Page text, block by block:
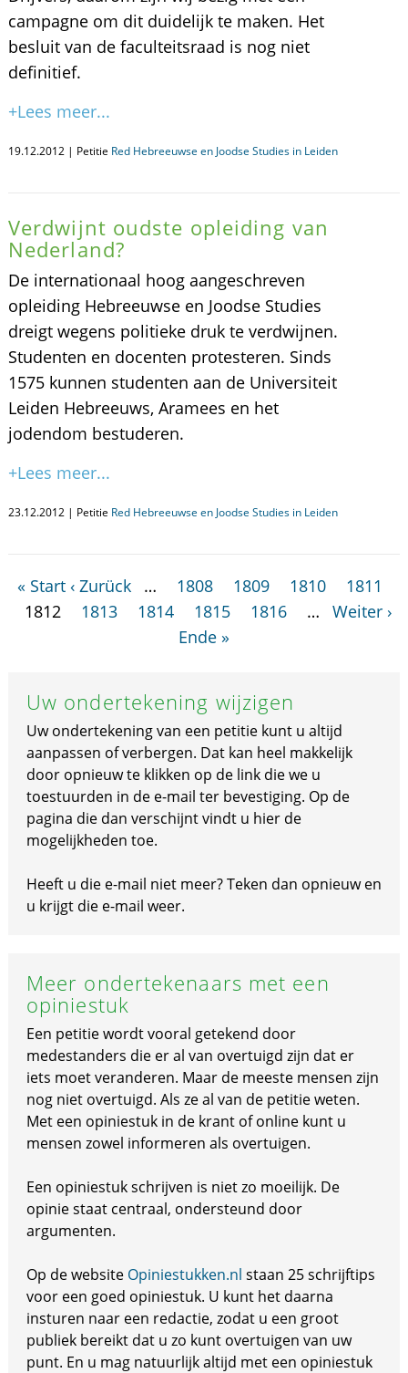
campagne om dit duidelijk te maken. Het
besluit van de faculteitsraad is nog niet
definitief.
+Lees meer...
19.12.2012 | Petitie Red Hebreeuwse en Joodse Studies in Leiden
Verdwijnt oudste opleiding van
Nederland?
De internationaal hoog aangeschreven
opleiding Hebreeuwse en Joodse Studies
dreigt wegens politieke druk te verdwijnen.
Studenten en docenten protesteren. Sinds
1575 kunnen studenten aan de Universiteit
Leiden Hebreeuws, Aramees en het
jodendom bestuderen.
+Lees meer...
23.12.2012 | Petitie Red Hebreeuwse en Joodse Studies in Leiden
« Start ‹ Zurück … 1808 1809 1810
1811
1812
1813 1814 1815 1816 …
Weiter ›
Ende »
Uw ondertekening wijzigen
Uw ondertekening van een petitie kunt u altijd
aanpassen of verbergen. Dat kan heel makkelijk
door opnieuw te klikken op de link die we u
toestuurden in de e-mail ter bevestiging. Op de
pagina die dan verschijnt vindt u hier de
mogelijkheden toe.
Heeft u die e-mail niet meer? Teken dan opnieuw en
u krijgt die e-mail weer.
Meer ondertekenaars met een
opiniestuk
Een petitie wordt vooral getekend door
medestanders die er al van overtuigd zijn dat er
iets moet veranderen. Maar de meeste mensen zijn
nog niet overtuigd. Als ze al van de petitie weten.
Met een opiniestuk in de krant of online kunt u
mensen zowel informeren als overtuigen.
Een opiniestuk schrijven is niet zo moeilijk. De
opinie staat centraal, ondersteund door
argumenten.
Op de website Opiniestukken.nl staan 25 schrijftips
voor een goed opiniestuk. U kunt het daarna
insturen naar een redactie, zodat u een groot
publiek bereikt dat u zo kunt overtuigen van uw
punt. En u mag natuurlijk altijd met een opiniestuk